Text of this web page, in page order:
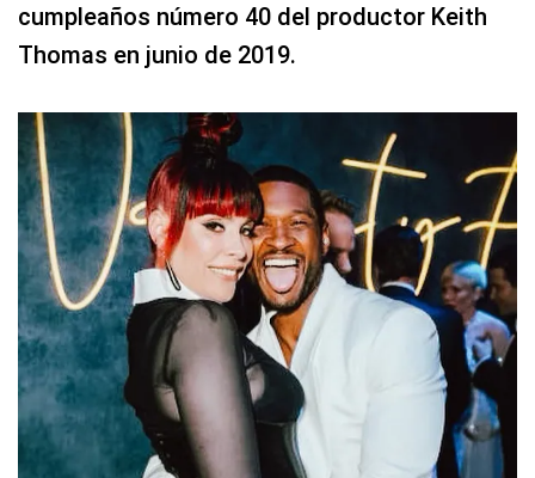
cumpleaños número 40 del productor Keith
Thomas en junio de 2019.